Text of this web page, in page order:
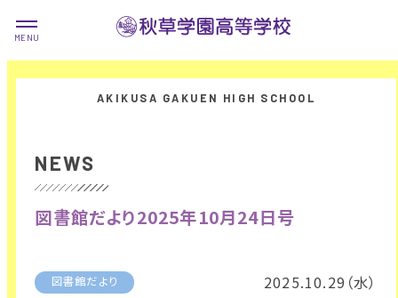
NEWS
図書館だより2025年10月24日号
図書館だより 2025.10.29（水）